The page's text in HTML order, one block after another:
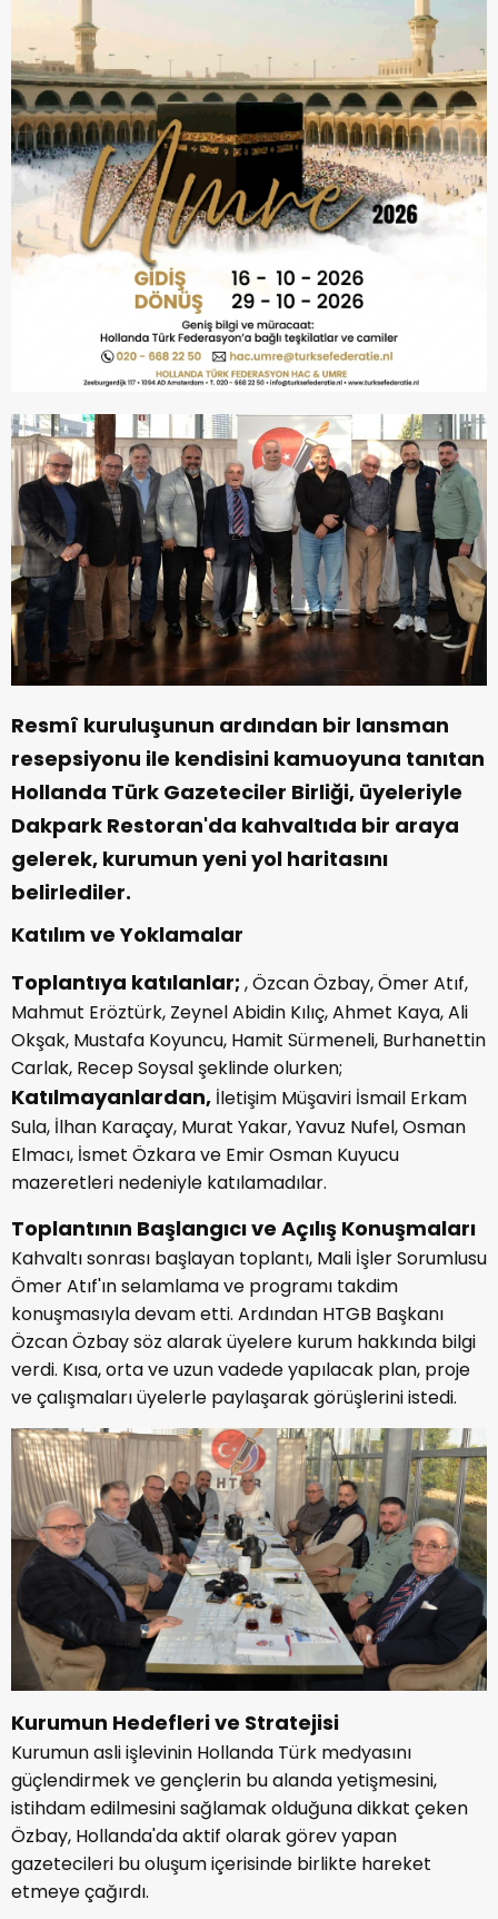
Resmî kuruluşunun ardından bir lansman
resepsiyonu ile kendisini kamuoyuna tanıtan
Hollanda Türk Gazeteciler Birliği, üyeleriyle
Dakpark Restoran'da kahvaltıda bir araya
gelerek, kurumun yeni yol haritasını
belirlediler.
Katılım ve Yoklamalar
Toplantıya katılanlar; , Özcan Özbay, Ömer Atıf,
Mahmut Eröztürk, Zeynel Abidin Kılıç, Ahmet Kaya, Ali
Okşak, Mustafa Koyuncu, Hamit Sürmeneli, Burhanettin
Carlak, Recep Soysal şeklinde olurken;
Katılmayanlardan, İletişim Müşaviri İsmail Erkam
Sula, İlhan Karaçay, Murat Yakar, Yavuz Nufel, Osman
Elmacı, İsmet Özkara ve Emir Osman Kuyucu
mazeretleri nedeniyle katılamadılar.
Toplantının Başlangıcı ve Açılış Konuşmaları
Kahvaltı sonrası başlayan toplantı, Mali İşler Sorumlusu
Ömer Atıf'ın selamlama ve programı takdim
konuşmasıyla devam etti. Ardından HTGB Başkanı
Özcan Özbay söz alarak üyelere kurum hakkında bilgi
verdi. Kısa, orta ve uzun vadede yapılacak plan, proje
ve çalışmaları üyelerle paylaşarak görüşlerini istedi.
Kurumun Hedefleri ve Stratejisi
Kurumun asli işlevinin Hollanda Türk medyasını
güçlendirmek ve gençlerin bu alanda yetişmesini,
istihdam edilmesini sağlamak olduğuna dikkat çeken
Özbay, Hollanda'da aktif olarak görev yapan
gazetecileri bu oluşum içerisinde birlikte hareket
etmeye çağırdı.